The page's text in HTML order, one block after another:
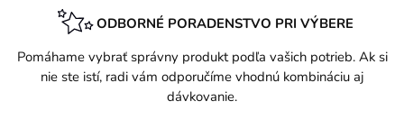
ODBORNÉ PORADENSTVO PRI VÝBERE
Pomáhame vybrať správny produkt podľa vašich potrieb. Ak si
nie ste istí, radi vám odporučíme vhodnú kombináciu aj
dávkovanie.